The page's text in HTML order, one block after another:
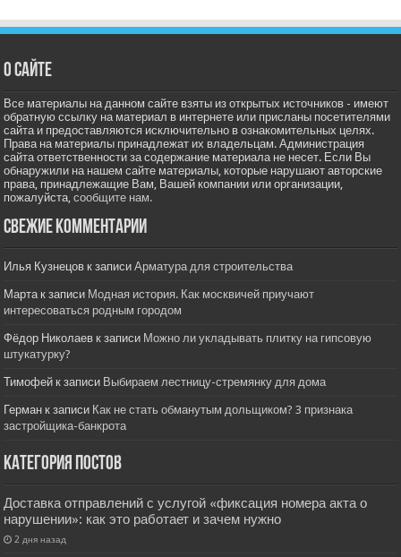
О сайте
Все материалы на данном сайте взяты из открытых источников - имеют
обратную ссылку на материал в интернете или присланы посетителями
сайта и предоставляются исключительно в ознакомительных целях.
Права на материалы принадлежат их владельцам. Администрация
сайта ответственности за содержание материала не несет. Если Вы
обнаружили на нашем сайте материалы, которые нарушают авторские
права, принадлежащие Вам, Вашей компании или организации,
пожалуйста,сообщите нам.
Свежие комментарии
Илья Кузнецов к записиАрматура для строительства
Мартак записи Модная история. Как москвичей приучают
интересоваться родным городом
Фёдор Николаев к записи Можно ли укладывать плитку на гипсовую
штукатурку?
Тимофей к записи Выбираем лестницу-стремянку для дома
Герман к записи Как не стать обманутым дольщиком? 3 признака
застройщика-банкрота
Категория постов
Доставка отправлений с услугой «фиксация номера акта о
нарушении»: как это работает и зачем нужно
2 дня назад